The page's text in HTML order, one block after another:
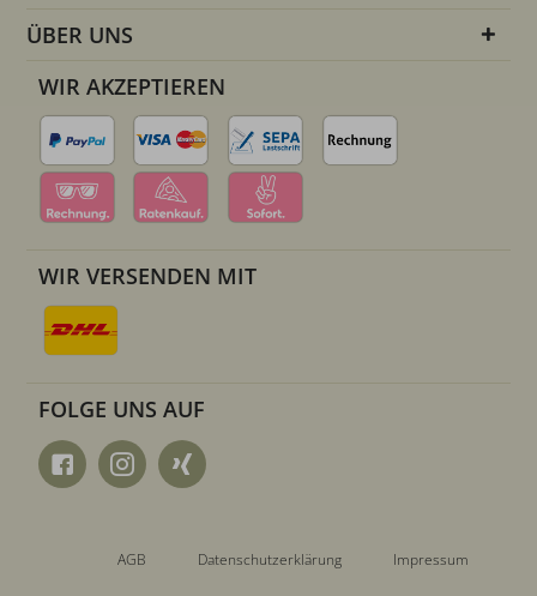
ÜBER UNS
WIR AKZEPTIEREN
WIR VERSENDEN MIT
FOLGE UNS AUF
AGB Datenschutzerklärung Impressum